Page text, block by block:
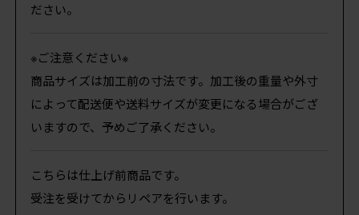
ださい。
※ご注意ください※
商品サイズは加工前の寸法です。加工後の重量や外寸
によって配送便や送料サイズが変更になる場合がござ
いますので、予めご了承ください。
こちらは仕上げ前商品です。
受注を受けてからリペアを行います。